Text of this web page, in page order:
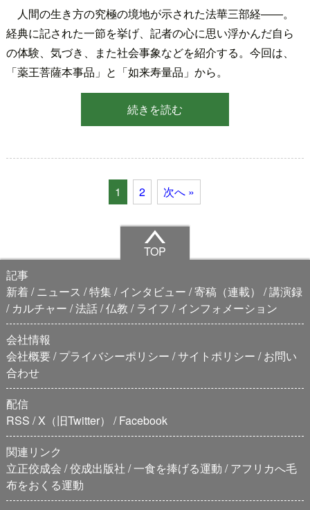
人間の生き方の究極の境地が示された法華三部経――。
経典に記された一節を挙げ、記者の心に思い浮かんだ自ら
の体験、気づき、また社会事象などを紹介する。今回は、
「薬王菩薩本事品」と「如来寿量品」から。
続きを読む
1 2 次へ »
TOP
記事
新着
ニュース 特集 インタビュー 寄稿（連載）
講演録
カルチャー 法話 仏教 ライフ
インフォメーション
会社情報
会社概要 プライバシーポリシー サイトポリシー
お問い
合わせ
配信
RSS
X（旧Twitter）
Facebook
関連リンク
立正佼成会 佼成出版社 一食を捧げる運動
アフリカへ毛
布をおくる運動